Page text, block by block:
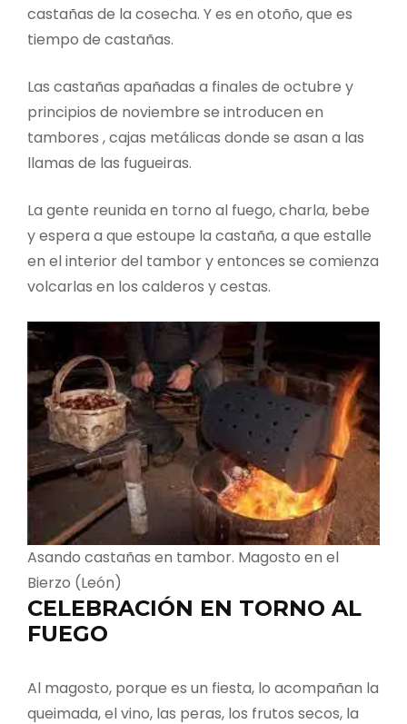
castañas de la cosecha. Y es en otoño, que es
tiempo de castañas.
Las castañas apañadas a finales de octubre y
principios de noviembre se introducen en
tambores , cajas metálicas donde se asan a las
llamas de las fugueiras.
La gente reunida en torno al fuego, charla, bebe
y espera a que estoupe la castaña, a que estalle
en el interior del tambor y entonces se comienza
volcarlas en los calderos y cestas.
Asando castañas en tambor. Magosto en el
Bierzo (León)
CELEBRACIÓN EN TORNO AL
FUEGO
Al magosto, porque es un fiesta, lo acompañan la
queimada, el vino, las peras, los frutos secos, la